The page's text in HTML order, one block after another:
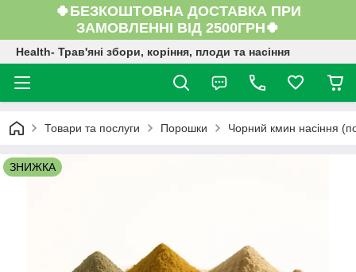
🍀БЕЗКОШТОВНА ДОСТАВКА ПРИ
ЗАМОВЛЕННІ ВІД 2500ГРН🍀
Health- Трав'яні збори, коріння, плоди та насіння
Товари та послуги Порошки Чорний кмин насіння
ЗНИЖКА